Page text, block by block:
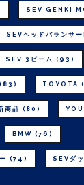
SEV GENKI
SEVヘッドバランサー
SEV 3ビーム (93)
(83) TOYOTA
商品 (80)
BMW (76)
(74) SEVダ